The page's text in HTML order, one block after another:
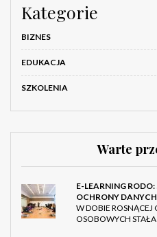
Kategorie
BIZNES
EDUKACJA
SZKOLENIA
Warte
E-LEARNING
OCHRONY
W DOBIE ROSNĄCEJ
OSOBOWYCH